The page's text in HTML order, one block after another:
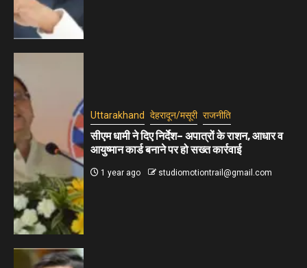
Uttarakhand देहरादून/मसूरी राजनीति
सीएम धामी ने दिए निर्देश– अपात्रों के राशन, आधार व
आयुष्मान कार्ड बनाने पर हो सख्त कार्रवाई
1 year ago studiomotiontrail@gmail.com